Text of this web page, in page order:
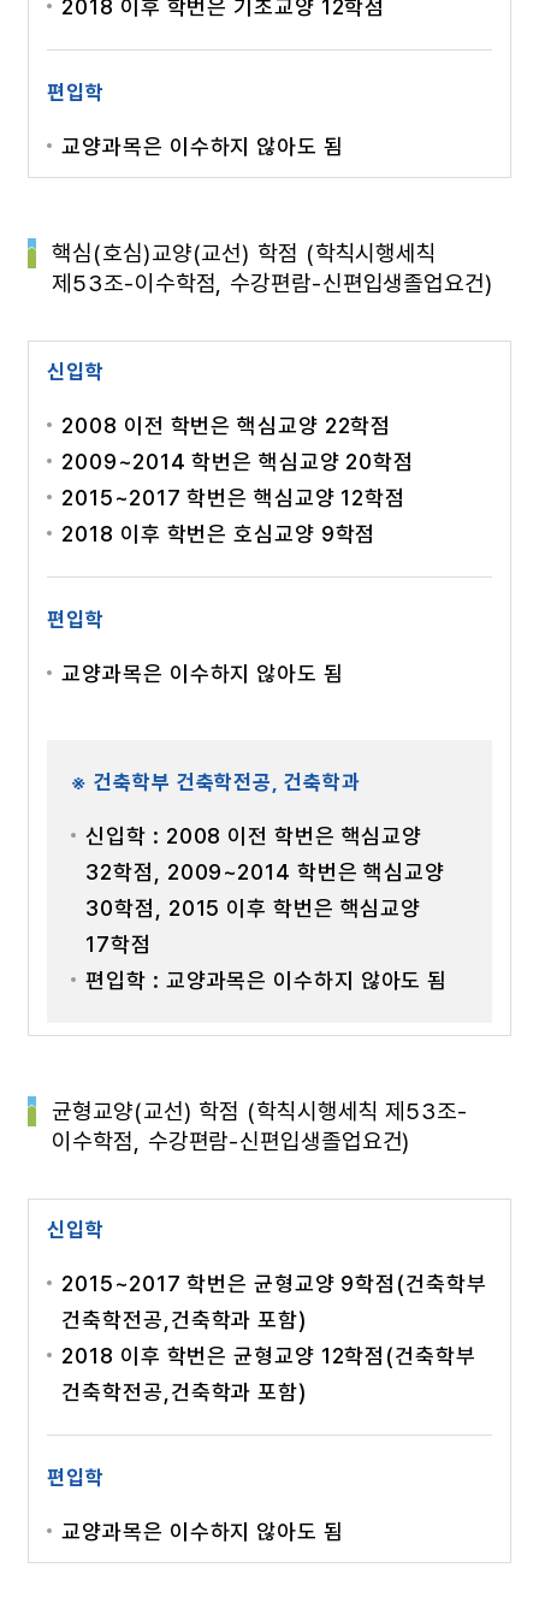
2018 이후 학번은 기초교양 12학점
편입학
교양과목은 이수하지 않아도 됨
핵심(호심)교양(교선) 학점 (학칙시행세칙
제53조-이수학점, 수강편람-신편입생졸업요건)
신입학
2008 이전 학번은 핵심교양 22학점
2009~2014 학번은 핵심교양 20학점
2015~2017 학번은 핵심교양 12학점
2018 이후 학번은 호심교양 9학점
편입학
교양과목은 이수하지 않아도 됨
※ 건축학부 건축학전공, 건축학과
신입학 : 2008 이전 학번은 핵심교양
32학점, 2009~2014 학번은 핵심교양
30학점, 2015 이후 학번은 핵심교양
17학점
편입학 : 교양과목은 이수하지 않아도 됨
균형교양(교선) 학점 (학칙시행세칙 제53조-
이수학점, 수강편람-신편입생졸업요건)
신입학
2015~2017 학번은 균형교양 9학점(건축학부
건축학전공,건축학과 포함)
2018 이후 학번은 균형교양 12학점(건축학부
건축학전공,건축학과 포함)
편입학
교양과목은 이수하지 않아도 됨